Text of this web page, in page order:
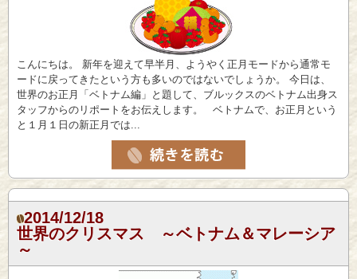
こんにちは。 新年を迎えて早半月、ようやく正月モードから通常モ
ードに戻ってきたという方も多いのではないでしょうか。 今日は、
世界のお正月「ベトナム編」と題して、ブルックスのベトナム出身ス
タッフからのリポートをお伝えします。 ベトナムで、お正月という
と１月１日の新正月では...
2014/12/18
世界のクリスマス ～ベトナム＆マレーシア
～